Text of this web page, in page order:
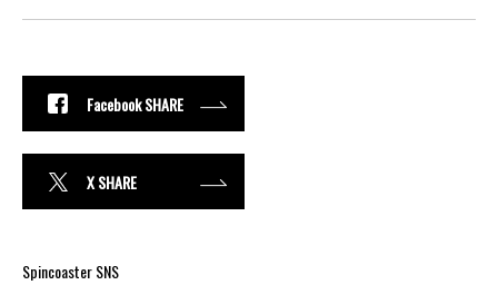
Facebook SHARE
X SHARE
Spincoaster SNS